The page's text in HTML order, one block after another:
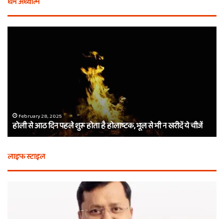
होलाष्टक,
भूल
से
न
खरीदें
February 28, 2025
होली से आठ दिन पहले शुरू होता है होलाष्टक, भूल से भी न खरीदें ये चीजें
लाइफ स्टाइल